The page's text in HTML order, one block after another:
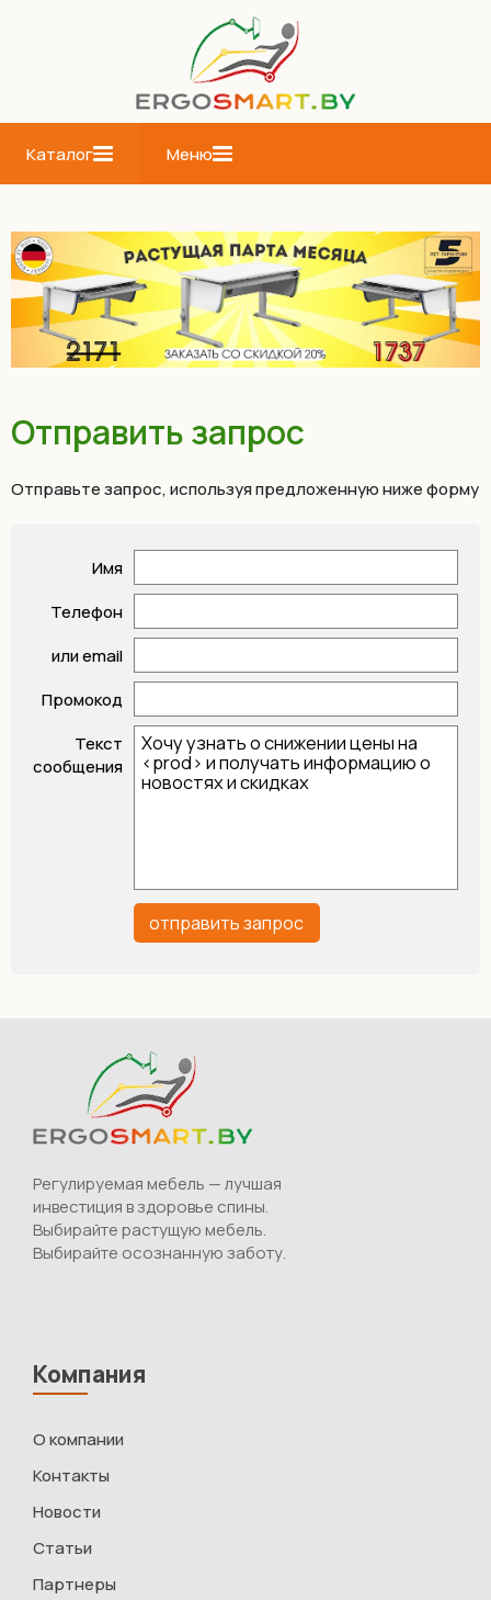
Каталог Меню
Отправить запрос
Отправьте запрос, используя предложенную ниже форму
Имя
Телефон
или email
Промокод
Текст
сообщения
Регулируемая мебель — лучшая
инвестиция в здоровье спины.
Выбирайте растущую мебель.
Выбирайте осознанную заботу.
Компания
О компании
Контакты
Новости
Статьи
Партнеры